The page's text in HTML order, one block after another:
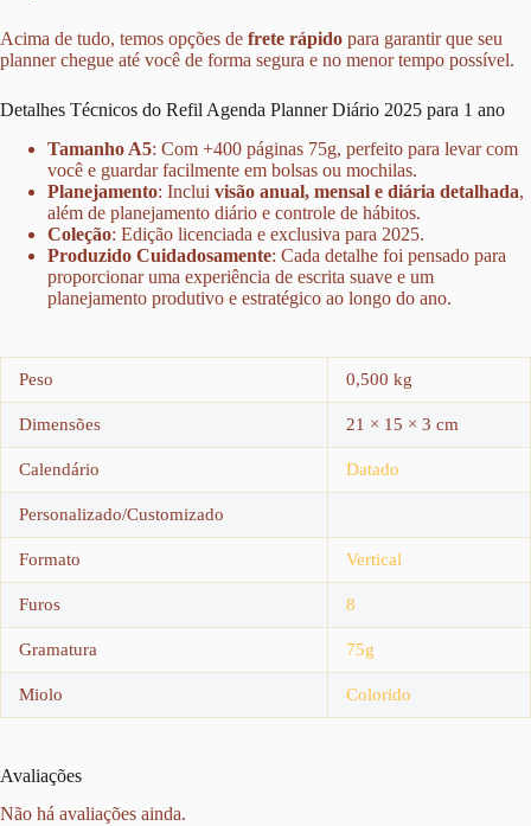
Acima de tudo, temos opções de frete rápido para garantir que seu
planner chegue até você de forma segura e no menor tempo possível.
Detalhes Técnicos do Refil Agenda Planner Diário 2025 para 1 ano
Tamanho A5: Com +400 páginas 75g, perfeito para levar com
você e guardar facilmente em bolsas ou mochilas.
Planejamento: Inclui visão anual, mensal e diária detalhada,
além de planejamento diário e controle de hábitos.
Coleção: Edição licenciada e exclusiva para 2025.
Produzido Cuidadosamente: Cada detalhe foi pensado para
proporcionar uma experiência de escrita suave e um
planejamento produtivo e estratégico ao longo do ano.
Peso 0,500 kg
Dimensões 21 × 15 × 3 cm
Calendário Datado
Personalizado/Customizado
Formato Vertical
Furos 8
Gramatura 75g
Miolo Colorido
Avaliações
Não há avaliações ainda.